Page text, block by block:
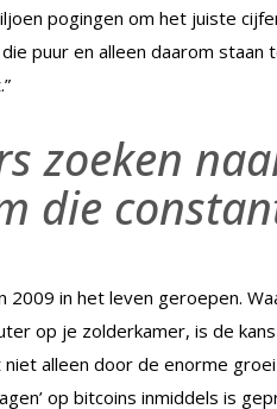
pogingen om het juiste
puur en alleen daarom
zoeken
die
2009 in het leven geroepen.
op je zolderkamer, is de
niet alleen door de enorme
op bitcoins inmiddels is